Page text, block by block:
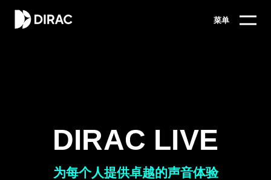
菜单
DIRAC LIVE
为每个人提供卓越的声音体验